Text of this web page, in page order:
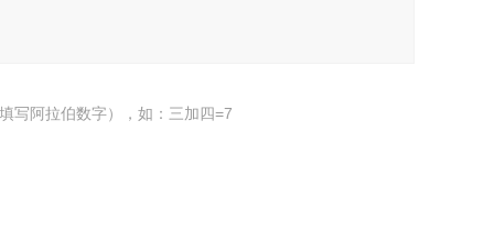
写阿拉伯数字），如：三加四=7